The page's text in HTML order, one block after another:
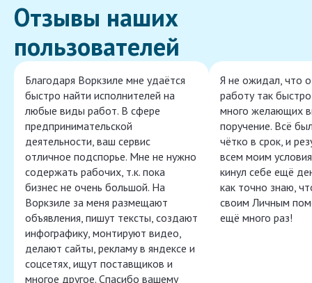
Отзывы наших
пользователей
Благодаря Воркзиле мне удаётся
быстро найти исполнителей на
любые виды работ. В сфере
предпринимательской
деятельности, ваш сервис
отличное подспорье. Мне не нужно
содержать рабочих, т.к. пока
бизнес не очень большой. На
Воркзиле за меня размещают
объявления, пишут тексты, создают
инфографику, монтируют видео,
делают сайты, рекламу в яндексе и
соцсетях, ищут поставщиков и
многое другое. Спасибо вашему
Я не ожидал, что
работу так
много желающих
поручение. Всё
чётко в срок, и
всем моим
кинул себе ещё
как точно знаю,
своим Личным
ещё много раз!